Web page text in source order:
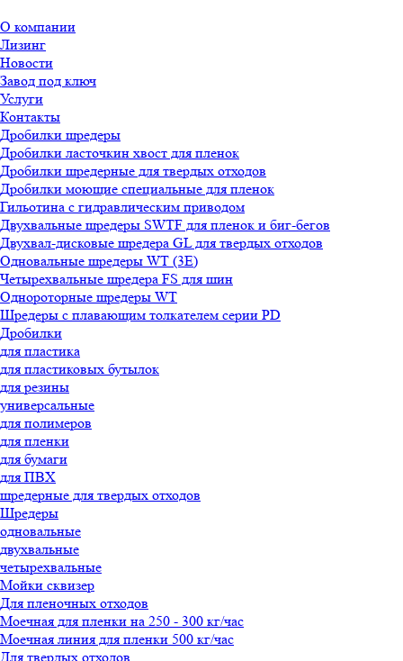
О компании
Лизинг
Новости
Завод под ключ
Услуги
Контакты
Дробилки шредеры
Дробилки ласточкин хвост для пленок
Дробилки шредерные для твердых отходов
Дробилки моющие специальные для пленок
Гильотина с гидравлическим приводом
Двухвальные шредеры SWTF для пленок и биг-бегов
Двухвал-дисковые шредера GL для твердых отходов
Одновальные шредеры WT (3E)
Четырехвальные шредера FS для шин
Однороторные шредеры WT
Шредеры с плавающим толкателем серии PD
Дробилки
для пластика
для пластиковых бутылок
для резины
универсальные
для полимеров
для пленки
для бумаги
для ПВХ
шредерные для твердых отходов
Шредеры
одновальные
двухвальные
четырехвальные
Мойки сквизер
Для пленочных отходов
Моечная для пленки на 250 - 300 кг/час
Моечная линия для пленки 500 кг/час
Для твердых отходов
Олеся
менеджер-консультант